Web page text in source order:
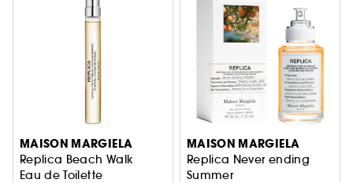
MAISON MARGIELA
Replica Beach Walk
Eau de Toilette
MAISON MARGIELA
Replica Never ending
Summer